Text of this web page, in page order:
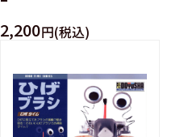
2,200円(税込)